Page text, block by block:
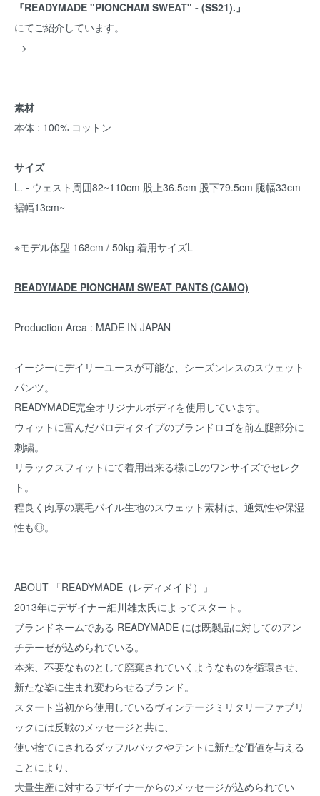
『READYMADE "PIONCHAM SWEAT" - (SS21).』
にてご紹介しています。
-->
素材
本体 : 100% コットン
サイズ
L. - ウェスト周囲82~110cm 股上36.5cm 股下79.5cm 腿幅33cm
裾幅13cm~
※モデル体型 168cm / 50kg 着用サイズL
READYMADE PIONCHAM SWEAT PANTS (CAMO)
Production Area : MADE IN JAPAN
イージーにデイリーユースが可能な、シーズンレスのスウェット
パンツ。
READYMADE完全オリジナルボディを使用しています。
ウィットに富んだパロディタイプのブランドロゴを前左腿部分に
刺繍。
リラックスフィットにて着用出来る様にLのワンサイズでセレク
ト。
程良く肉厚の裏毛パイル生地のスウェット素材は、通気性や保湿
性も◎。
ABOUT 「READYMADE（レディメイド）」
2013年にデザイナー細川雄太氏によってスタート。
ブランドネームである READYMADE には既製品に対してのアン
チテーゼが込められている。
本来、不要なものとして廃棄されていくようなものを循環させ、
新たな姿に生まれ変わらせるブランド。
スタート当初から使用しているヴィンテージミリタリーファブリ
ックには反戦のメッセージと共に、
使い捨てにされるダッフルバックやテントに新たな価値を与える
ことにより、
大量生産に対するデザイナーからのメッセージが込められてい